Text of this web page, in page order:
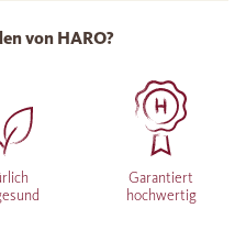
von HARO?
Garantiert
hochwertig